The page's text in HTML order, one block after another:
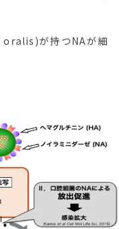
が持つNAが細